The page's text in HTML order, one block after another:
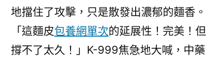
地擋住了攻擊，只是散發出濃郁的麵香。
「這麵皮包養網單次的延展性！完美！但
撐不了太久！」K-999焦急地大喊，中藥